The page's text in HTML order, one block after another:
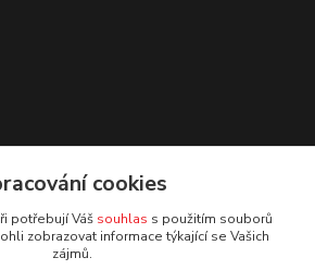
cookies
potřebují Váš souhlas s použitím souborů
zobrazovat informace týkající se Vašich
zájmů.